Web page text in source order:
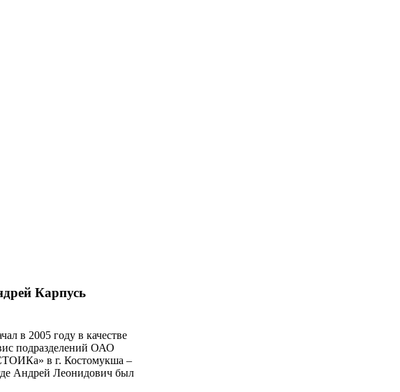
Карпусь
в 2005 году в качестве
подразделений ОАО
в г. Костомукша –
Андрей Леонидович был